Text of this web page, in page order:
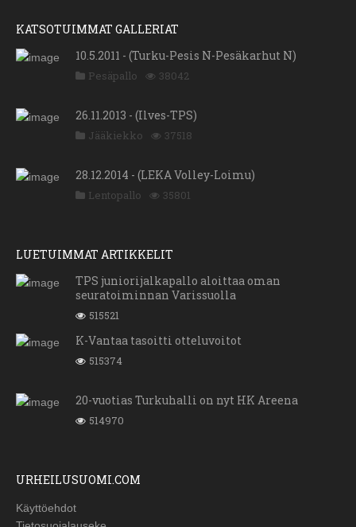
KATSOTUIMMAT GALLERIAT
10.5.2011 - (Turku-Pesis N-Pesäkarhut N)
Pesäpallo 38042
26.11.2013 - (Ilves-TPS)
Jääkiekko 37518
28.12.2014 - (LEKA Volley-Loimu)
Lentopallo 35801
LUETUIMMAT ARTIKKELIT
TPS juniorijalkapallo aloittaa oman
seuratoiminnan Varissuolla
515521
K-Vantaa tasoitti otteluvoitot
515374
20-vuotias Turkuhalli on nyt HK Areena
514970
URHEILUSUOMI.COM
Käyttöehdot